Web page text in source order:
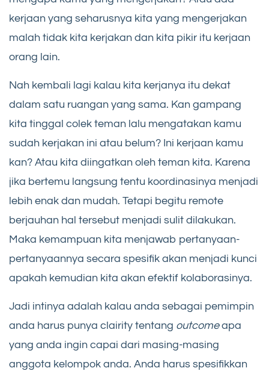
kerjaan yang seharusnya kita yang mengerjakan
malah tidak kita kerjakan dan kita pikir itu kerjaan
orang lain.
Nah kembali lagi kalau kita kerjanya itu dekat
dalam satu ruangan yang sama. Kan gampang
kita tinggal colek teman lalu mengatakan kamu
sudah kerjakan ini atau belum? Ini kerjaan kamu
kan? Atau kita diingatkan oleh teman kita. Karena
jika bertemu langsung tentu koordinasinya menjadi
lebih enak dan mudah. Tetapi begitu remote
berjauhan hal tersebut menjadi sulit dilakukan.
Maka kemampuan kita menjawab pertanyaan-
pertanyaannya secara spesifik akan menjadi kunci
apakah kemudian kita akan efektif kolaborasinya.
Jadi intinya adalah kalau anda sebagai pemimpin
anda harus punya clairity tentang outcomeapa
yang anda ingin capai dari masing-masing
anggota kelompok anda. Anda harus spesifikkan